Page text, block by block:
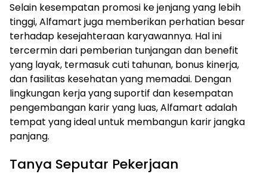
Selain kesempatan promosi ke jenjang yang lebih
tinggi, Alfamart juga memberikan perhatian besar
terhadap kesejahteraan karyawannya. Hal ini
tercermin dari pemberian tunjangan dan benefit
yang layak, termasuk cuti tahunan, bonus kinerja,
dan fasilitas kesehatan yang memadai. Dengan
lingkungan kerja yang suportif dan kesempatan
pengembangan karir yang luas, Alfamart adalah
tempat yang ideal untuk membangun karir jangka
panjang.
Tanya Seputar Pekerjaan